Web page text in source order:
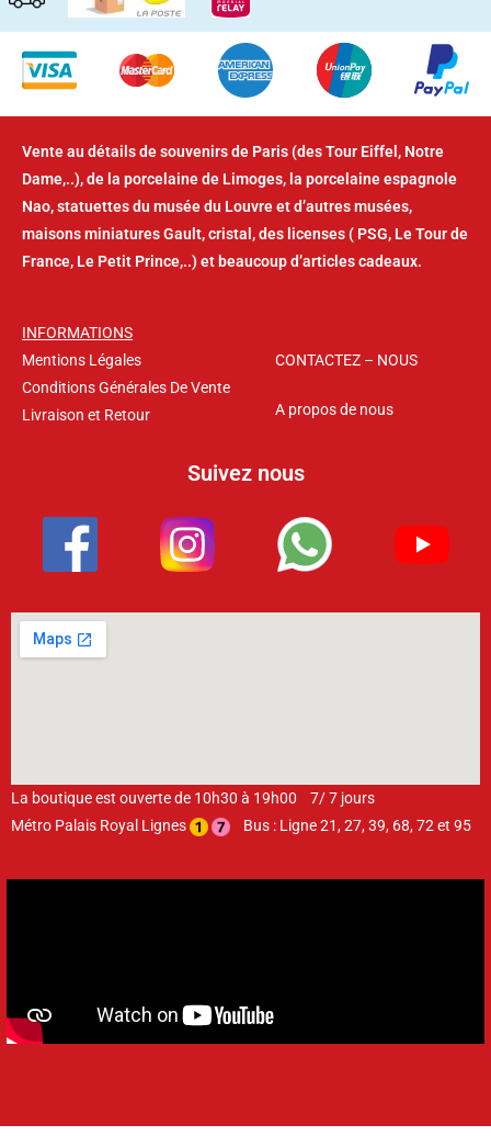
Vente au détails de souvenirs de Paris (des Tour Eiffel, Notre
Dame,..), de la porcelaine de Limoges, la porcelaine espagnole
Nao, statuettes du musée du Louvre et d’autres musées,
maisons miniatures Gault, cristal, des licenses ( PSG, Le Tour de
France, Le Petit Prince,..) et beaucoup d’articles cadeaux.
INFORMATIONS
Mentions Légales
Conditions Générales De Vente
Livraison et Retour
CONTACTEZ – NOUS
A propos de nous
Suivez nous
La boutique est ouverte de 10h30 à 19h00 7/ 7 jours
Métro Palais Royal Lignes
Bus : Ligne 21, 27, 39, 68, 72 et 95